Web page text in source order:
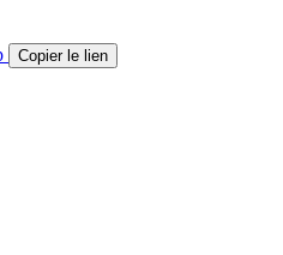
Copier le lien